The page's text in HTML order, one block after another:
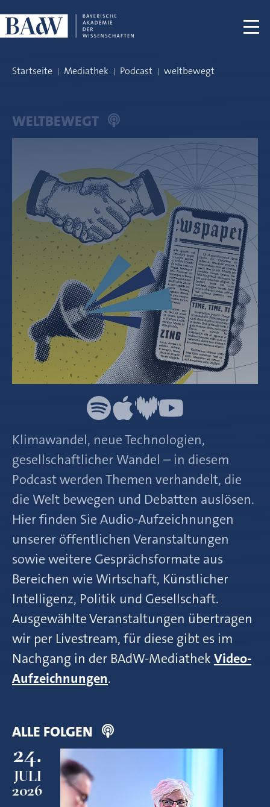
Startseite Mediathek Podcast weltbewegt
WELTBEWEGT
Klimawandel, neue Technologien,
gesellschaftlicher Wandel – in diesem
Podcast werden Themen verhandelt, die
die Welt bewegen und Debatten auslösen.
Hier finden Sie Audio-Aufzeichnungen
unserer öffentlichen Veranstaltungen
sowie weitere Gesprächsformate aus
Bereichen wie Wirtschaft, Künstlicher
Intelligenz, Politik und Gesellschaft.
Ausgewählte Veranstaltungen übertragen
wir per Livestream, für diese gibt es im
Nachgang in der BAdW-Mediathek Video-
Aufzeichnungen.
ALLE FOLGEN
24.
JULI
2026